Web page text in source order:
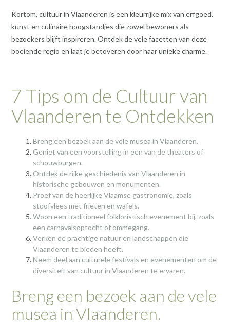
Kortom, cultuur in Vlaanderen is een kleurrijke mix van erfgoed,
kunst en culinaire hoogstandjes die zowel bewoners als
bezoekers blijft inspireren. Ontdek de vele facetten van deze
boeiende regio en laat je betoveren door haar unieke charme.
7 Tips om de Cultuur van
Vlaanderen te Ontdekken
Breng een bezoek aan de vele musea in Vlaanderen.
Geniet van een voorstelling in een van de theaters of
schouwburgen.
Ontdek de rijke geschiedenis van Vlaanderen in
historische gebouwen en monumenten.
Proef van de heerlijke Vlaamse gastronomie, zoals
stoofvlees met frieten en wafels.
Woon een traditioneel folkloristisch evenement bij, zoals
een carnavalsoptocht of ommegang.
Verken de prachtige natuur en landschappen die
Vlaanderen te bieden heeft.
Neem deel aan culturele festivals en evenementen om de
diversiteit van cultuur in Vlaanderen te ervaren.
Breng een bezoek aan de vele
musea in Vlaanderen.